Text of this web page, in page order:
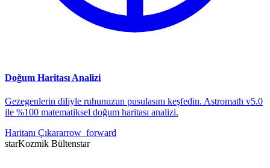
Doğum Haritası Analizi
Gezegenlerin diliyle ruhunuzun pusulasını keşfedin. Astromath v5.0
ile %100 matematiksel doğum haritası analizi.
Haritanı Çıkararrow_forward
starKozmik Bültenstar